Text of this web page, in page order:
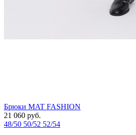
Брюки MAT FASHION
21 060 руб.
48/50 50/52 52/54